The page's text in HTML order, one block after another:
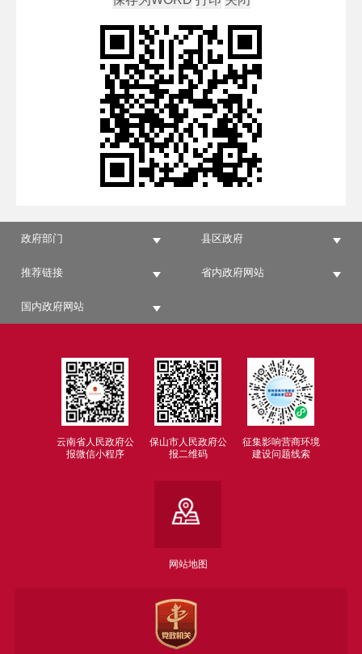
政府部门 县区政府
推荐链接 省内政府网站
国内政府网站
云南省人民政府公
报微信小程序
保山市人民政府公
报二维码
征集影响营商环境
建设问题线索
网站地图